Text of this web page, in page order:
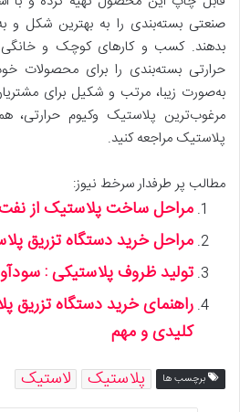
صنعتی بسته‌بندی را به بهترین شکل و
بدهند. کسب و کار‌های کوچک و خانگی
حرارتی بسته‌بندی را برای محصولات
به‌صورت زیبا، مرتب و شکیل برای
مرغوب‌ترین پلاستیک وکیوم حرارتی،
پلاستیک مراجعه کنید.
مطالب پر طرفدار سرخط نیوز:
مراحل ساخت پلاستیک از
مراحل خرید دستگاه تزریق
تولید ظروف پلاستیکی :
راهنمای خرید دستگاه
کلیدی و مهم
برچسب ها پلاستیک لاستیک